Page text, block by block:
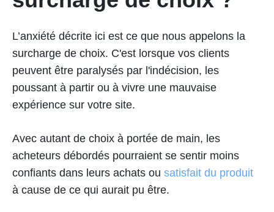
L’anxiété décrite ici est ce que nous appelons la
surcharge de choix. C'est lorsque vos clients
peuvent être paralysés par l'indécision, les
poussant à partir ou à vivre une mauvaise
expérience sur votre site.
Avec autant de choix à portée de main, les
acheteurs débordés pourraient se sentir moins
confiants dans leurs achats ou satisfait du produit
à cause de ce qui aurait pu être.